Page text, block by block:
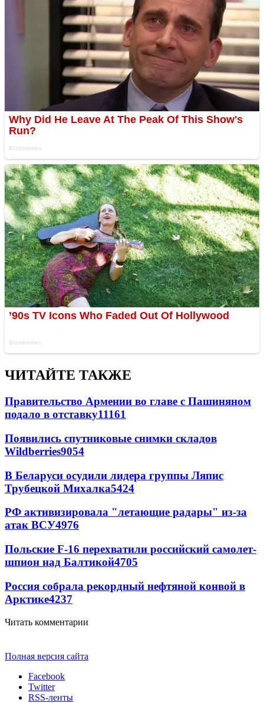
ЧИТАЙТЕ ТАКЖЕ
Правительство Армении во главе с Пашиняном
подало в отставку11161
Появились спутниковые снимки складов
Wildberries9054
В Беларуси осудили лидера группы Ляпис
Трубецкой Михалка5424
РФ активизировала "летающие радары" из-за
атак ВСУ4976
Польские F-16 перехватили российский самолет-
шпион над Балтикой4705
Россия собрала рекордный нефтяной конвой в
Арктике4237
Читать комментарии
Полная версия сайта
Facebook
Twitter
RSS-ленты